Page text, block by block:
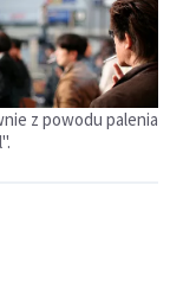
z powodu palenia